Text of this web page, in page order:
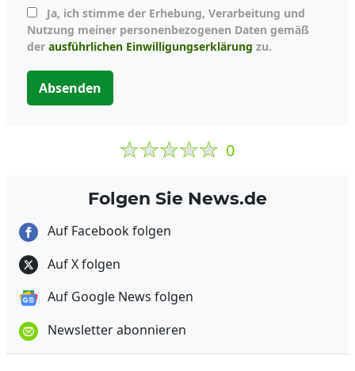
Nutzung meiner personenbezogenen Daten gemäß
der ausführlichen Einwilligungserklärung zu.
Absenden
0
Folgen Sie News.de
Auf Facebook folgen
Auf X folgen
Auf Google News folgen
Newsletter abonnieren